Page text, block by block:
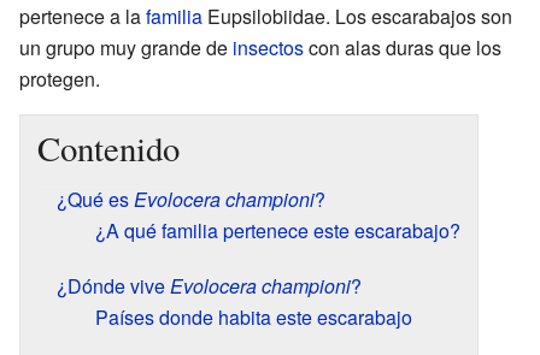
pertenece a lafamilia Eupsilobiidae. Los escarabajos son
un grupo muy grande de insectoscon alas duras que los
protegen.
Contenido
¿Qué esEvolocera championi?
¿A qué familia pertenece este escarabajo?
¿Dónde viveEvolocera championi?
Países donde habita este escarabajo